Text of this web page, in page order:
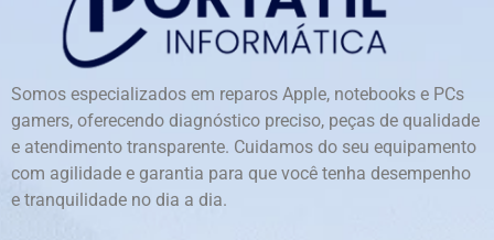
Somos especializados em reparos Apple, notebooks e PCs
gamers, oferecendo diagnóstico preciso, peças de qualidade
e atendimento transparente. Cuidamos do seu equipamento
com agilidade e garantia para que você tenha desempenho
e tranquilidade no dia a dia.